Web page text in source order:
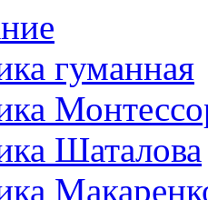
гуманная
Шаталова